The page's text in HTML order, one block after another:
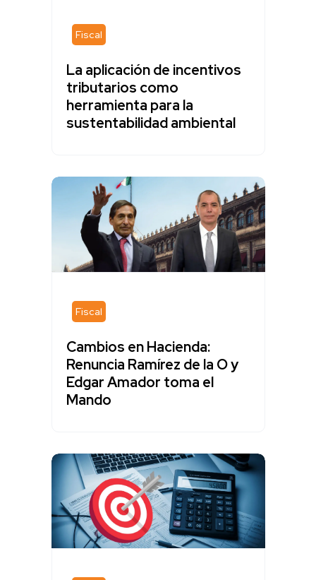
Fiscal
La aplicación de incentivos
tributarios como
herramienta para la
sustentabilidad ambiental
Fiscal
Cambios en Hacienda:
Renuncia Ramírez de la O y
Edgar Amador toma el
Mando